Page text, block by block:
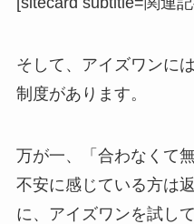
そして、アイズワンに
制度があります。
万が一、「合わなくて
不安に感じている方は
に、アイズワンを試し